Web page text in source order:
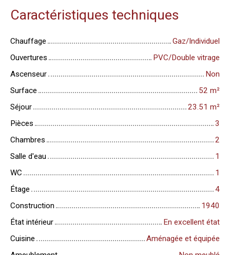
Caractéristiques techniques
Chauffage
Gaz/Individuel
Ouvertures
PVC/Double vitrage
Ascenseur
Non
Surface
52 m²
Séjour
23.51 m²
Pièces
3
Chambres
2
Salle d'eau
1
WC
1
Étage
4
Construction
1940
État intérieur
En excellent état
Cuisine
Aménagée et équipée